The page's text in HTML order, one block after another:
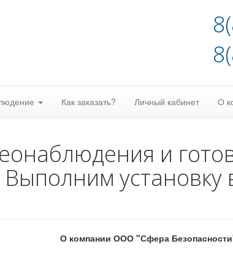
Как заказать? Личный кабинет О
и
О компании ООО "Сфера